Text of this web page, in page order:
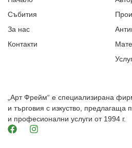
„Арт Фрейм“ е специализирана
и търговия с изкуство,
и професионални услуги от 1994 г.
Събития
За нас
Контакти